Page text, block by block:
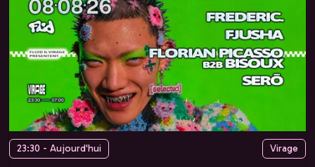
23:30 - Aujourd'hui Virage